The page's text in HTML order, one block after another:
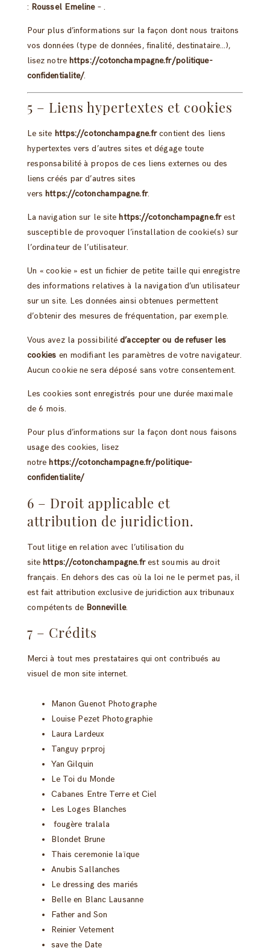
: Roussel Emeline– .
Pour plus d’informations sur la façon dont nous traitons
vos données (type de données, finalité, destinataire…),
lisez notre https://cotonchampagne.fr/politique-
confidentialite/.
5 – Liens hypertextes et cookies
Le site https://cotonchampagne.frcontient des liens
hypertextes vers d’autres sites et dégage toute
responsabilité à propos de ces liens externes ou des
liens créés par d’autres sites
vers https://cotonchampagne.fr.
La navigation sur le site https://cotonchampagne.frest
susceptible de provoquer l’installation de cookie(s) sur
l’ordinateur de l’utilisateur.
Un « cookie » est un fichier de petite taille qui enregistre
des informations relatives à la navigation d’un utilisateur
sur un site. Les données ainsi obtenues permettent
d’obtenir des mesures de fréquentation, par exemple.
Vous avez la possibilitéd’accepter ou de refuser les
cookies en modifiant les paramètres de votre navigateur.
Aucun cookie ne sera déposé sans votre consentement.
Les cookies sont enregistrés pour une durée maximale
de6 mois.
Pour plus d’informations sur la façon dont nous faisons
usage des cookies, lisez
notrehttps://cotonchampagne.fr/politique-
confidentialite/
6 – Droit applicable et
attribution de juridiction.
Tout litige en relation avec l’utilisation du
site https://cotonchampagne.frest soumis au droit
français. En dehors des cas où la loi ne le permet pas, il
est fait attribution exclusive de juridiction aux tribunaux
compétents de Bonneville.
7 – Crédits
Merci à tout mes prestataires qui ont contribués au
visuel de mon site internet.
Manon Guenot Photographe
Louise Pezet Photographie
Laura Lardeux
Tanguy prproj
Yan Gilquin
Le Toi du Monde
Cabanes Entre Terre et Ciel
Les Loges Blanches
fougère tralala
Blondet Brune
Thais ceremonie laïque
Anubis Sallanches
Le dressing des mariés
Belle en Blanc Lausanne
Father and Son
Reinier Vetement
save the Date